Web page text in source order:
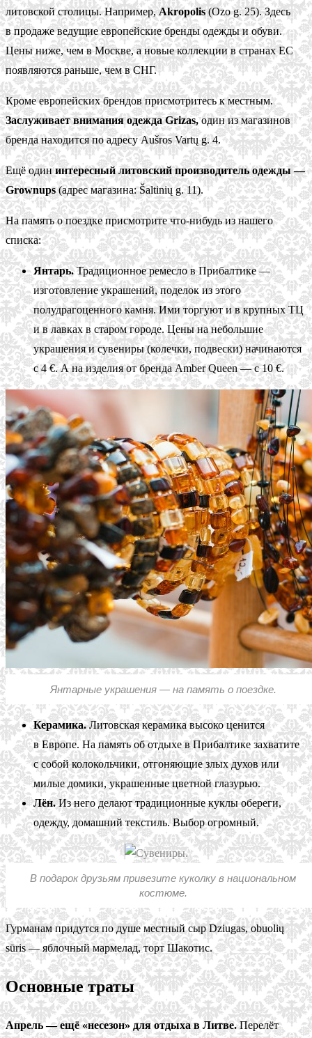
литовской столицы. Например,Akropolis(Ozo g. 25). Здесь
в продаже ведущие европейские бренды одежды и обуви.
Цены ниже, чем в Москве, а новые коллекции в странах ЕС
появляются раньше, чем в СНГ.
Кроме европейских брендов присмотритесь к местным.
Заслуживает внимания одежда Grizas,один из магазинов
бренда находится по адресу Aušros Vartų g. 4.
Ещё одининтересный литовский производитель одежды —
Grownups(адрес магазина: Šaltinių g. 11).
На память о поездке присмотрите что-нибудь из нашего
списка:
Янтарь.Традиционное ремесло в Прибалтике —
изготовление украшений, поделок из этого
полудрагоценного камня. Ими торгуют и в крупных ТЦ
и в лавках в старом городе. Цены на небольшие
украшения и сувениры (колечки, подвески) начинаются
с 4 €. А на изделия от бренда Amber Queen — с 10 €.
Янтарные украшения — на память о поездке.
Керамика.Литовская керамика высоко ценится
в Европе. На память об отдыхе в Прибалтике захватите
с собой колокольчики, отгоняющие злых духов или
милые домики, украшенные цветной глазурью.
Лён.Из него делают традиционные куклы обереги,
одежду, домашний текстиль. Выбор огромный.
В подарок друзьям привезите куколку в национальном
костюме.
Гурманам придутся по душе местный сыр Dziugas, obuolių
sūris — яблочный мармелад, торт Шакотис.
Основные траты
Апрель — ещё «несезон» для отдыха в Литве.Перелёт